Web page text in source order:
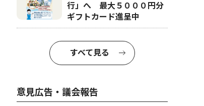
行」へ 最大５０００円分
ギフトカード進呈中
すべて見る
意見広告・議会報告